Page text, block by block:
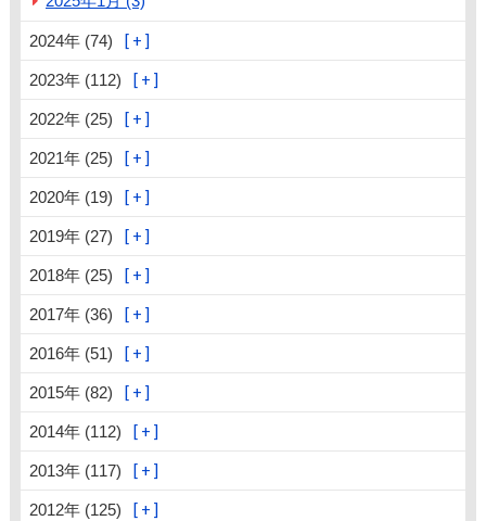
2024年 (74)
2023年 (112)
2022年 (25)
2021年 (25)
2020年 (19)
2019年 (27)
2018年 (25)
2017年 (36)
2016年 (51)
2015年 (82)
2014年 (112)
2013年 (117)
2012年 (125)